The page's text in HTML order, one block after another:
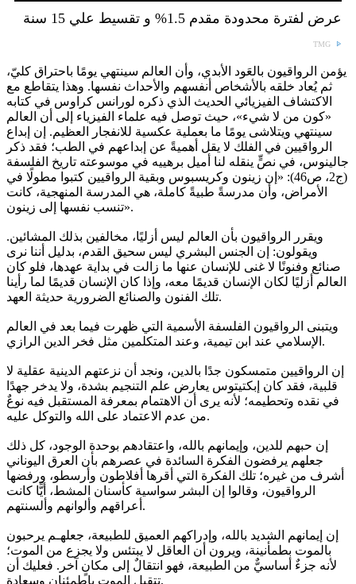
عرض لفترة محدودة مقدم 1.5% و تقسيط علي 15 سنة
TMG
يؤمن الرواقيون بالعَود الأبدي، وأن العالم سينتهي يومًا باحتراق كليّ،
ثم يُعاد خلقه بالأشخاص أنفسهم والأحداث نفسها. وهذا يتقاطع مع
الاكتشاف الفيزيائي الحديث الذي ذكره لورانس كراوس في كتابه
«كون من لا شيء»، حيث توصل فيه علماء الفيزياء إلى أن العالم
سينتهي ويتلاشى يومًا ما بعملية عكسية للانفجار العظيم. إن إبداع
الرواقيين في الفلك لا يقل أهميةً عن إبداعهم في الطب؛ فقد ذكر
جالينوس، في نصٍّ ينقله لنا أميل برهييه في موسوعته تاريخ الفلسفة
(ج2، ص46): «إن زينون وكريسبوس وبقية الرواقيين كتبوا مطولًا في
الأمراض، وأن مدرسةً طبيةً كاملة، هي المدرسة المنهجية، كانت
تنسب نفسها إلى زينون».
ويقرر الرواقيون بأن العالم ليس أزليًا، مخالفين بذلك المشائين.
ويقولون: إن الجنس البشري ليس سحيق القدم، بدليل أننا نرى
صنائع وفنونًا لا غنى للإنسان عنها ما زالت في بداية عهدها، فلو كان
العالم أزليًا لكان الإنسان قديمًا معه، وإذا كان الإنسان قديمًا لما رأينا
تلك الفنون والصنائع الضرورية حديثة العهد.
ويتبنى الرواقيون الفلسفة الأسمية التي ظهرت فيما بعد في العالم
الإسلامي عند ابن تيمية، وعند المتكلمين مثل فخر الدين الرازي.
إن الرواقيين متمسكون جدًا بالدين، ونجد أن نزعتهم الدينية عقلية لا
قلبية، فقد كان إبكتيتوس يعارض علم التنجيم بشدة، ولا يدخر جهدًا
في نقده وتحطيمه؛ لأنه يرى أن الاهتمام بمعرفة المستقبل فيه نوعٌ
من عدم الاعتماد على الله والتوكل عليه.
إن حبهم للدين، وإيمانهم بالله، واعتقادهم بوحدة الوجود، كل ذلك
جعلهم يرفضون الفكرة السائدة في عصرهم بأن العرق اليوناني
أشرف من غيره؛ تلك الفكرة التي أقرها أفلاطون وأرسطو، ورفضها
الرواقيون، وقالوا إن البشر سواسية كأسنان المشط، أيًّا كانت
أعراقهم وألوانهم وألسنتهم.
إن إيمانهم الشديد بالله، وإدراكهم العميق للطبيعة، جعلهـم يرحبون
بالموت بطمأنينة، ويرون أن العاقل لا يبتئس ولا يجزع من الموت؛
لأنه جزءٌ أساسيٌّ من الطبيعة، فهو انتقالٌ إلى مكانٍ آخر. فعليك أن
تتقبل الموت باطمئنانٍ وسعادة.